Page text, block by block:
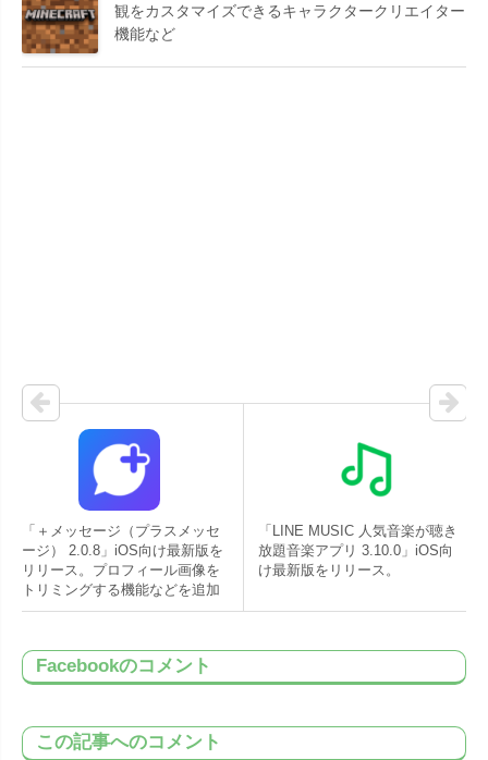
観をカスタマイズできるキャラクタークリエイター
機能など
「＋メッセージ（プラスメッセ
ージ） 2.0.8」iOS向け最新版を
リリース。プロフィール画像を
トリミングする機能などを追加
「LINE MUSIC 人気音楽が聴き
放題音楽アプリ 3.10.0」iOS向
け最新版をリリース。
Facebookのコメント
この記事へのコメント